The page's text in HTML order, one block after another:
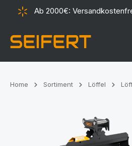
springenAb 2000€:
Home Sortiment Löffel